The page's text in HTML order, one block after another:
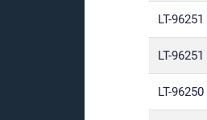
LT-96251
LT-96251
LT-96250